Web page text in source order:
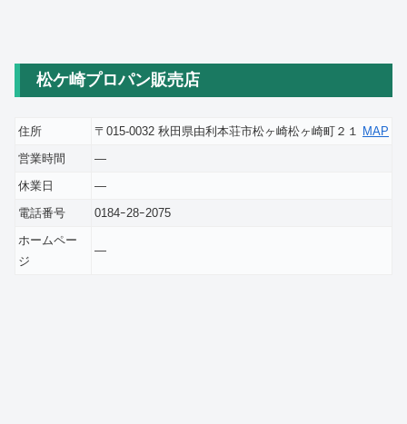
松ケ崎プロパン販売店
住所 〒015-0032 秋田県由利本荘市松ヶ崎松ヶ崎町２１ MAP
営業時間
―
休業日
―
電話番号
0184ｰ28ｰ2075
ホームペー
ジ
―